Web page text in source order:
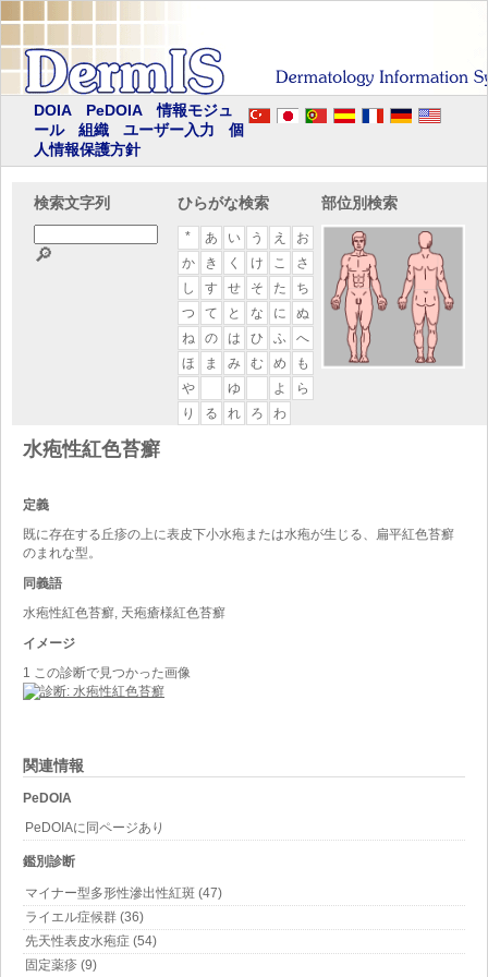
DOIA PeDOIA
情報モジュ
ール
組織 ユーザー入力
個
人情報保護方針
検索文字列
🔎
ひらがな検索
* あ い う え
お
か
き く け こ
さ
し
す せ そ た
ち
つ
て と な に
ぬ
ね
の は ひ ふ
へ
ほ
ま み む め
も
や
ゆ よ
ら
り
る れ ろ わ
部位別検索
関連情報
PeDOIA
PeDOIAに同ページあり
鑑別診断
マイナー型多形性滲出性紅斑 (47)
ライエル症候群 (36)
先天性表皮水疱症 (54)
固定薬疹 (9)
水疱性紅色苔癬
定義
既に存在する丘疹の上に表皮下小水疱または水疱が生じる、扁平紅色苔癬
のまれな型。
同義語
水疱性紅色苔癬, 天疱瘡様紅色苔癬
イメージ
1 この診断で見つかった画像